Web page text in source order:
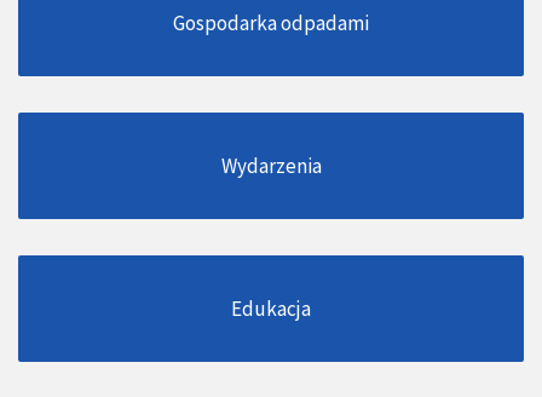
Gospodarka odpadami
Wydarzenia
Edukacja